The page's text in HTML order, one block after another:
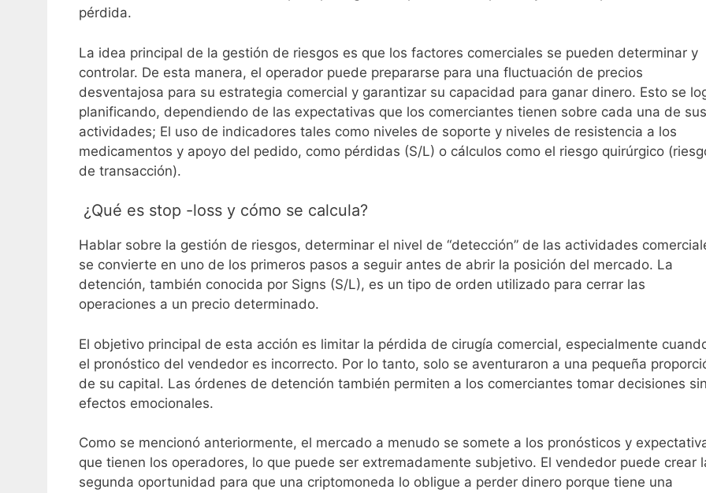
pérdida.
La idea principal de la gestión de riesgos es que los factores comerciales se pueden determinar y
controlar. De esta manera, el operador puede prepararse para una fluctuación de precios
desventajosa para su estrategia comercial y garantizar su capacidad para ganar dinero. Esto se
planificando, dependiendo de las expectativas que los comerciantes tienen sobre cada una de sus
actividades; El uso de indicadores tales como niveles de soporte y niveles de resistencia a los
medicamentos y apoyo del pedido, como pérdidas (S/L) o cálculos como el riesgo quirúrgico
de transacción).
¿Qué es stop -loss y cómo se calcula?
Hablar sobre la gestión de riesgos, determinar el nivel de “detección” de las actividades
se convierte en uno de los primeros pasos a seguir antes de abrir la posición del mercado. La
detención, también conocida por Signs (S/L), es un tipo de orden utilizado para cerrar las
operaciones a un precio determinado.
El objetivo principal de esta acción es limitar la pérdida de cirugía comercial, especialmente
el pronóstico del vendedor es incorrecto. Por lo tanto, solo se aventuraron a una pequeña
de su capital. Las órdenes de detención también permiten a los comerciantes tomar decisiones sin
efectos emocionales.
Como se mencionó anteriormente, el mercado a menudo se somete a los pronósticos y
que tienen los operadores, lo que puede ser extremadamente subjetivo. El vendedor puede crear
segunda oportunidad para que una criptomoneda lo obligue a perder dinero porque tiene una